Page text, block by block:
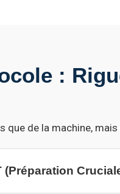
:
que de la machine,
(Préparation